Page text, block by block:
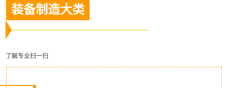
装备制造大类
了解专业扫一扫